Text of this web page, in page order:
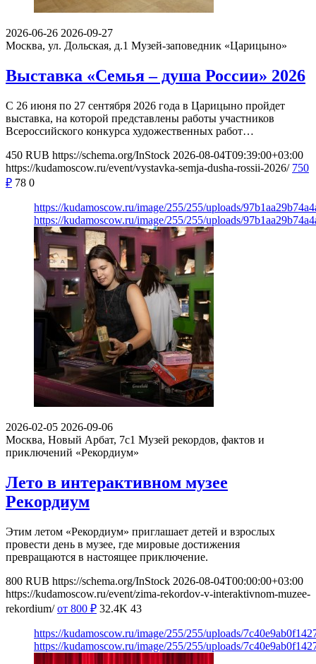
2026-06-26 2026-09-27
Москва, ул. Дольская, д.1 Музей-заповедник «Царицыно»
Выставка «Семья – душа России» 2026
С 26 июня по 27 сентября 2026 года в Царицыно пройдет
выставка, на которой представлены работы участников
Всероссийского конкурса художественных работ…
450 RUB https://schema.org/InStock 2026-08-04T09:39:00+03:00
https://kudamoscow.ru/event/vystavka-semja-dusha-rossii-2026/ 750
₽ 78 0
https://kudamoscow.ru/image/255/255/uploads/
https://kudamoscow.ru/image/255/255/uploads/
2026-02-05 2026-09-06
Москва, Новый Арбат, 7с1 Музей рекордов, фактов и
приключений «Рекордиум»
Лето в интерактивном музее
Рекордиум
Этим летом «Рекордиум» приглашает детей и взрослых
провести день в музее, где мировые достижения
превращаются в настоящее приключение.
800 RUB https://schema.org/InStock 2026-08-04T00:00:00+03:00
https://kudamoscow.ru/event/zima-rekordov-v-interaktivnom-muzee-
rekordium/ от 800 ₽ 32.4K 43
https://kudamoscow.ru/image/255/255/uploads/
https://kudamoscow.ru/image/255/255/uploads/